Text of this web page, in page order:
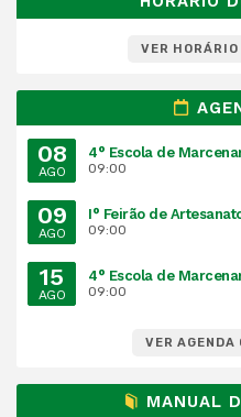
VER
08
AGO
4° Escola de
09:00
09
AGO
I° Feirão de
09:00
15
AGO
4° Escola de
09:00
VER AGENDA
MANUAL